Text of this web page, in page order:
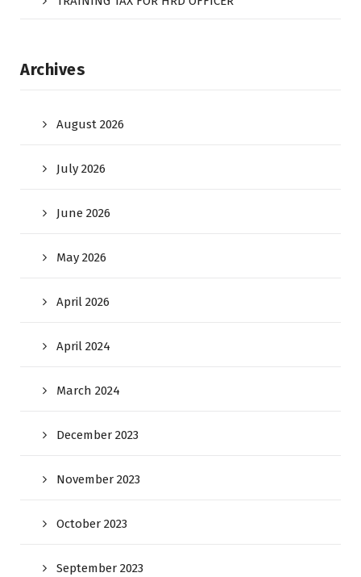
Archives
August 2026
July 2026
June 2026
May 2026
April 2026
April 2024
March 2024
December 2023
November 2023
October 2023
September 2023